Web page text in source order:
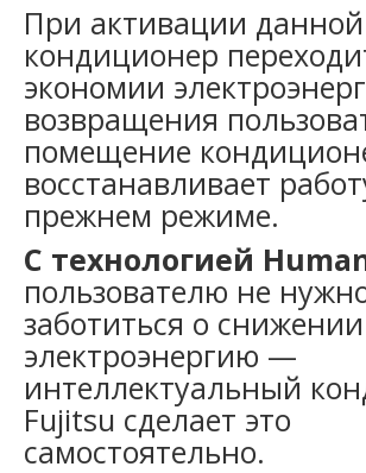
При активации
кондиционер
экономии
возвращения
помещение
восстанавливает
прежнем режиме.
С технологией
пользователю не
заботиться о
электроэнергию —
интеллектуальный
Fujitsu сделает это
самостоятельно.